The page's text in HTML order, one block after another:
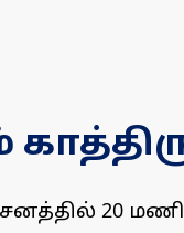
20 மணி